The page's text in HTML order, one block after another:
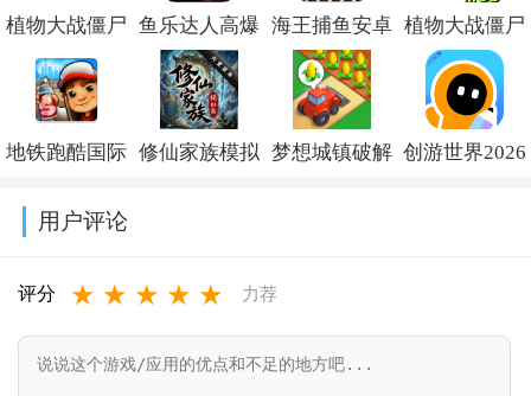
植物大战僵尸
杂交版重制版
手机版下载
v0.24.0.0
鱼乐达人高爆
版最新版v1.3.0
海王捕鱼安卓
版本官方下载
v1.40.2
植物大战僵尸
融合版二创内
置菜单
地铁跑酷国际
Surf)v3.66.0
修仙家族模拟
v10.1.6
梦想城镇破解
(Township)v37.0.2
创游世界2026
用户评论
评分 ★ ★ ★ ★ ★ 力荐